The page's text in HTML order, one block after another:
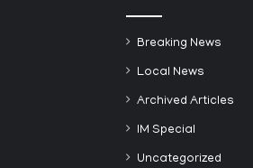
Breaking News
Local News
Archived Articles
IM Special
Uncategorized